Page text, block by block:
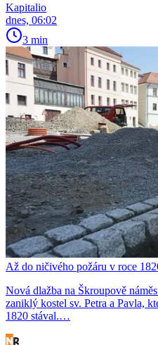
Kapitalio
dnes, 06:02
3 min
Až do ničivého požáru v roce
Nová dlažba na Škroupově
zaniklý kostel sv. Petra a Pavla,
1820 stával.…